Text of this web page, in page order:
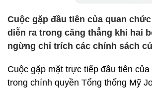
Cuộc gặp đầu tiên của quan
diễn ra trong căng thẳng khi hai
ngừng chỉ trích các chính sách
Cuộc gặp mặt trực tiếp đầu tiên
trong chính quyền Tổng thống Mỹ